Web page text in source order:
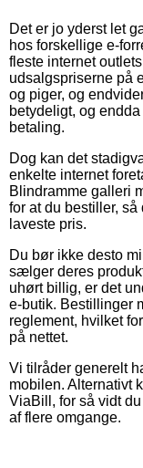
Det er jo yderst let
hos forskellige e-
fleste internet
udsalgspriserne på
og piger, og
betydeligt, og
betaling.
Dog kan det
enkelte internet
Blindramme galleri
for at du bestiller,
laveste pris.
Du bør ikke desto
sælger deres
uhørt billig, er det
e-butik. Bestillinger
reglement, hvilket
på nettet.
Vi tilråder generelt
mobilen. Alternativt
ViaBill, for så vidt
af flere omgange.